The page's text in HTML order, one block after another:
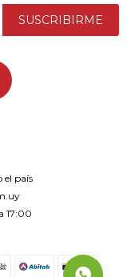
el país
17:00
SUSCRIBIRME